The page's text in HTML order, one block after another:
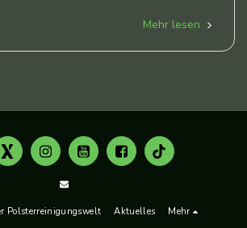
Mehr lesen
Polsterreinigungswelt Aktuelles Mehr